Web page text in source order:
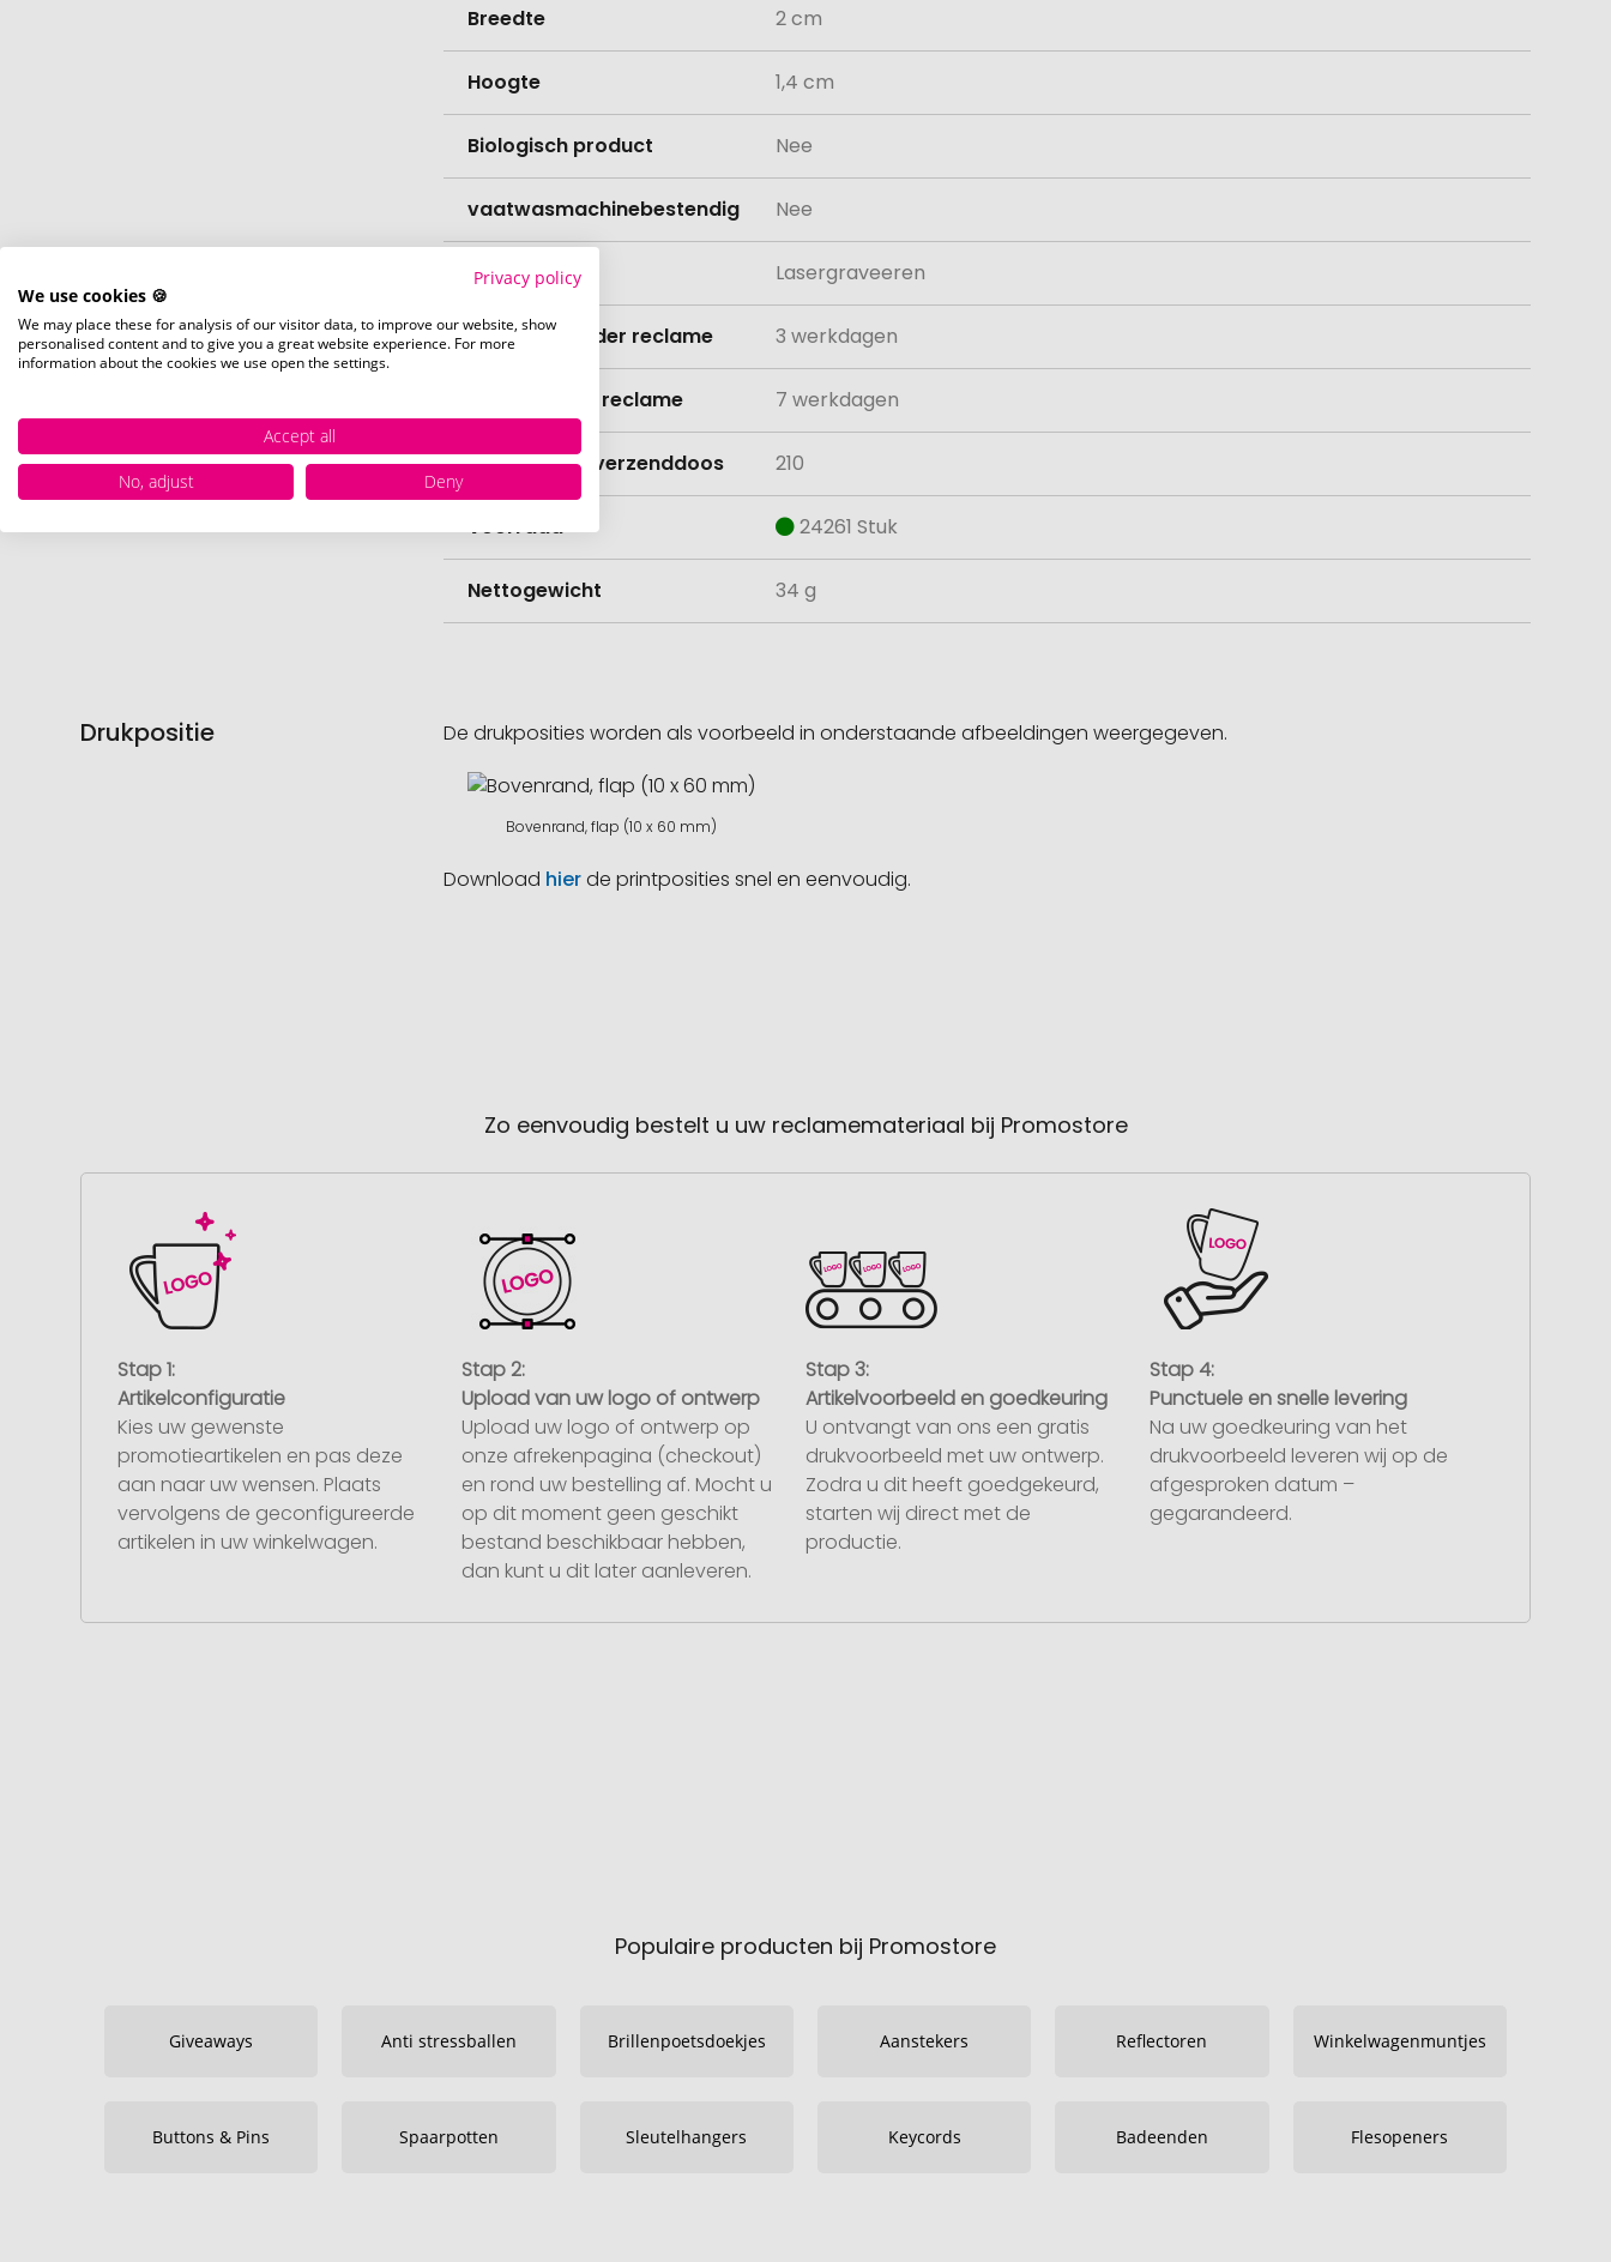
Breedte 2 cm
Hoogte 1,4 cm
Biologisch product Nee
vaatwasmachinebestendig Nee
Verfijning Lasergraveeren
Levertijd zonder reclame 3 werkdagen
Levertijd met reclame 7 werkdagen
Hoeveelheid verzenddoos 210
Voorraad 24261 Stuk
Nettogewicht 34 g
Drukpositie De drukposities worden als voorbeeld in onderstaande afbeeldingen weergegeven.
Bovenrand, flap (10 x 60 mm)
Download hierde printposities snel en eenvoudig.
Zo eenvoudig bestelt u uw reclamemateriaal bij Promostore
Stap 1:
Artikelconfiguratie
Kies uw gewenste
promotieartikelen en pas deze
aan naar uw wensen. Plaats
vervolgens de geconfigureerde
artikelen in uw winkelwagen.
Stap 2:
Upload van uw logo of ontwerp
Upload uw logo of ontwerp op
onze afrekenpagina (checkout)
en rond uw bestelling af. Mocht u
op dit moment geen geschikt
bestand beschikbaar hebben,
dan kunt u dit later aanleveren.
Stap 3:
Artikelvoorbeeld en goedkeuring
U ontvangt van ons een gratis
drukvoorbeeld met uw ontwerp.
Zodra u dit heeft goedgekeurd,
starten wij direct met de
productie.
Stap 4:
Punctuele en snelle levering
Na uw goedkeuring van het
drukvoorbeeld leveren wij op de
afgesproken datum –
gegarandeerd.
Populaire producten bij Promostore
Giveaways Anti stressballen Brillenpoetsdoekjes Aanstekers Reflectoren Winkelwagenmuntjes
Buttons & Pins Spaarpotten Sleutelhangers Keycords Badeenden Flesopeners
Privacy policy
We use cookies 🍪
We may place these for analysis of our visitor data, to improve our website, show
personalised content and to give you a great website experience. For more
information about the cookies we use open the settings.
Accept all
No, adjust
Deny